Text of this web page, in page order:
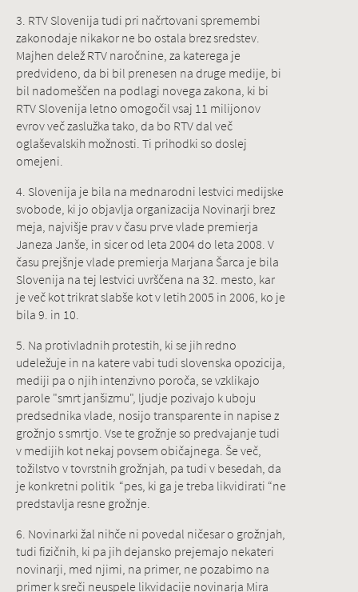
3. RTV Slovenija tudi pri načrtovani spremembi
zakonodaje nikakor ne bo ostala brez sredstev.
Majhen delež RTV naročnine, za katerega je
predvideno, da bi bil prenesen na druge medije, bi
bil nadomeščen na podlagi novega zakona, ki bi
RTV Slovenija letno omogočil vsaj 11 milijonov
evrov več zaslužka tako, da bo RTV dal več
oglaševalskih možnosti. Ti prihodki so doslej
omejeni.
4. Slovenija je bila na mednarodni lestvici medijske
svobode, ki jo objavlja organizacija Novinarji brez
meja, najvišje prav v času prve vlade premierja
Janeza Janše, in sicer od leta 2004 do leta 2008. V
času prejšnje vlade premierja Marjana Šarca je bila
Slovenija na tej lestvici uvrščena na 32. mesto, kar
je več kot trikrat slabše kot v letih 2005 in 2006, ko je
bila 9. in 10.
5. Na protivladnih protestih, ki se jih redno
udeležuje in na katere vabi tudi slovenska opozicija,
mediji pa o njih intenzivno poroča, se vzklikajo
parole "smrt janšizmu", ljudje pozivajo k uboju
predsednika vlade, nosijo transparente in napise z
grožnjo s smrtjo. Vse te grožnje so predvajanje tudi
v medijih kot nekaj povsem običajnega. Še več,
tožilstvo v tovrstnih grožnjah, pa tudi v besedah, da
je konkretni politik “pes, ki ga je treba likvidirati “ne
predstavlja resne grožnje.
6. Novinarki žal nihče ni povedal ničesar o grožnjah,
tudi fizičnih, ki pa jih dejansko prejemajo nekateri
novinarji, med njimi, na primer, ne pozabimo na
primer k sreči neuspele likvidacije novinarja Mira